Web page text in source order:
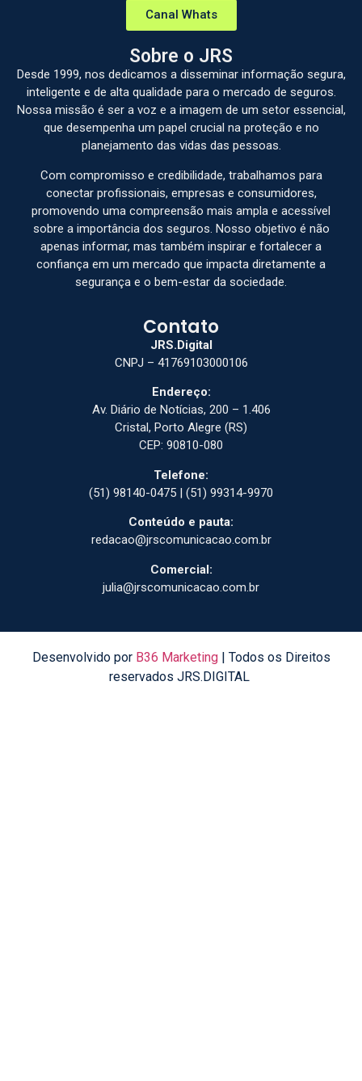
Canal Whats
Sobre o JRS
Desde 1999, nos dedicamos a disseminar informação segura,
inteligente e de alta qualidade para o mercado de seguros.
Nossa missão é ser a voz e a imagem de um setor essencial,
que desempenha um papel crucial na proteção e no
planejamento das vidas das pessoas.
Com compromisso e credibilidade, trabalhamos para
conectar profissionais, empresas e consumidores,
promovendo uma compreensão mais ampla e acessível
sobre a importância dos seguros. Nosso objetivo é não
apenas informar, mas também inspirar e fortalecer a
confiança em um mercado que impacta diretamente a
segurança e o bem-estar da sociedade.
Contato
JRS.Digital
CNPJ – 41769103000106
Endereço:
Av. Diário de Notícias, 200 – 1.406
Cristal, Porto Alegre (RS)
CEP: 90810-080
Telefone:
(51) 98140-0475 | (51) 99314-9970
Conteúdo e pauta:
redacao@jrscomunicacao.com.br
Comercial:
julia@jrscomunicacao.com.br
Desenvolvido por B36 Marketing| Todos os Direitos
reservados JRS.DIGITAL